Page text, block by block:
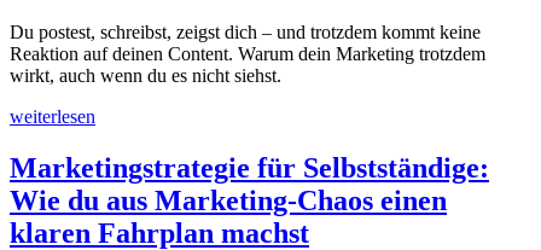
Du postest, schreibst, zeigst dich – und trotzdem kommt keine
Reaktion auf deinen Content. Warum dein Marketing trotzdem
wirkt, auch wenn du es nicht siehst.
weiterlesen
Marketingstrategie für Selbstständige:
Wie du aus Marketing-Chaos einen
klaren Fahrplan machst